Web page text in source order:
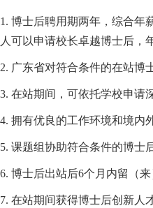
1 . 博士后聘用期两年，综合年
人可以申请校长卓越博士后，
2. 广东省对符合条件的在站博
3. 在站期间，可依托学校申请
4. 拥有优良的工作环境和境内
5. 课题组协助符合条件的博士
6. 博士后出站后6个月内留（
7. 在站期间获得博士后创新人